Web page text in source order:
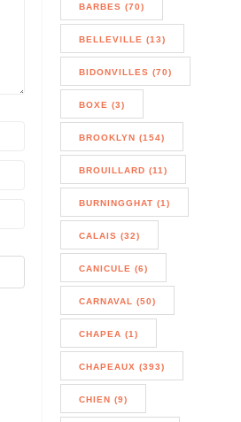
BARBES (70)
BELLEVILLE (13)
BIDONVILLES (70)
BOXE (3)
BROOKLYN (154)
BROUILLARD (11)
BURNINGGHAT (1)
CALAIS (32)
CANICULE (6)
CARNAVAL (50)
CHAPEA (1)
CHAPEAUX (393)
CHIEN (9)